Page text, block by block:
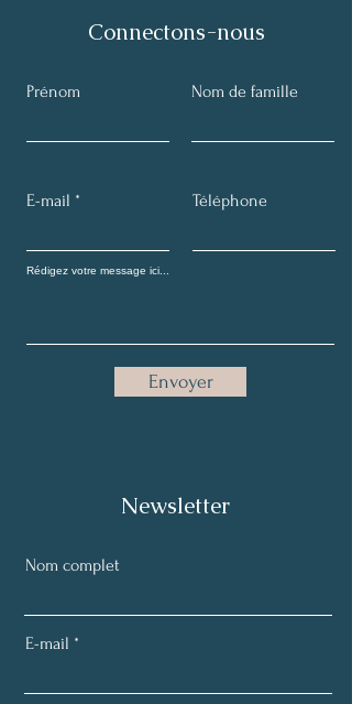
Connectons-nous
Prénom Nom de famille
E-mail Téléphone
Envoyer
Newsletter
Nom complet
E-mail